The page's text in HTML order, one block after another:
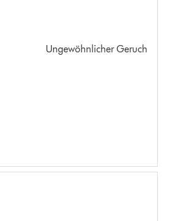
Ungewöhnlicher Geruch